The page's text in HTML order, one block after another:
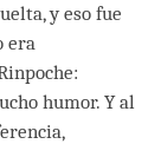
y eso fue
era
humor. Y al